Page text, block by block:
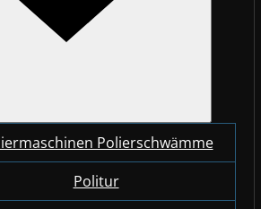
Polierschwämme
Politur